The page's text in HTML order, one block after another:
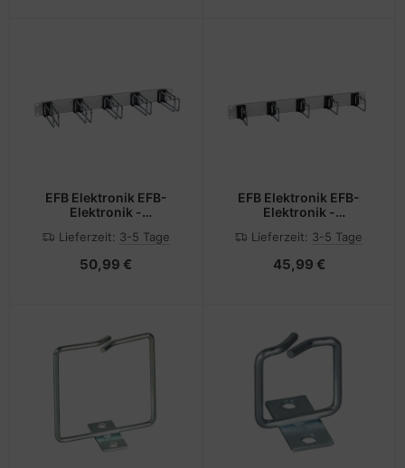
EFB Elektronik EFB-
Elektronik -
Rack montierbar - Jet
48.3 cm (19")
Lieferzeit: 3-5 Tage
50,99 €
EFB Elektronik EFB-
Elektronik -
Rack montierbar - Jet
48.3 cm (19")
Lieferzeit: 3-5 Tage
45,99 €